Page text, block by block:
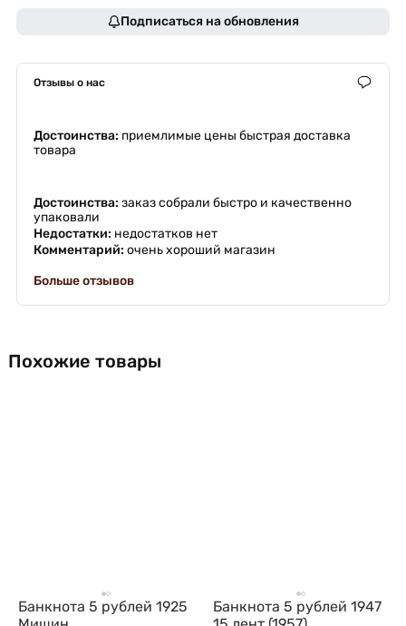
Подписаться на обновления
Отзывы о нас
Достоинства: приемлимые цены быстрая доставка
товара
Достоинства: заказ собрали быстро и качественно
упаковали
Недостатки: недостатков нет
Комментарий: очень хороший магазин
Больше отзывов
Похожие товары
Банкнота 5 рублей 1925
Банкнота 5 рублей 1947